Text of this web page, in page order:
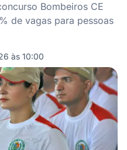
Bombeiros CE
de vagas para pessoas
às 10:00